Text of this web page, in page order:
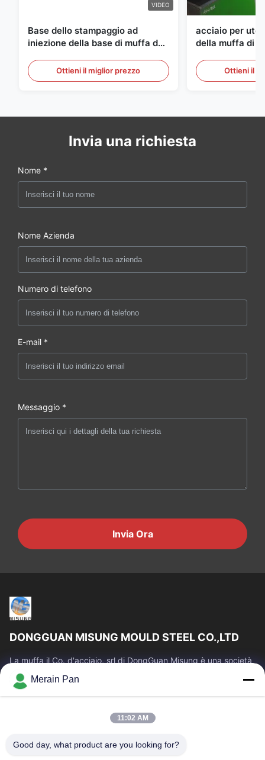
VIDEO
Base dello stampaggio ad
iniezione della base di muffa del
DOMESTICO di S136 P20
Ottieni il miglior prezzo
acciaio per
della muffa di
Ottieni il
Invia una richiesta
Nome *
Nome Azienda
Numero di telefono
E-mail *
Messaggio *
Invia Ora
DONGGUAN MISUNG MOULD STEEL CO.,LTD
La muffa il Co. d'acciaio, srl di DongGuan Misung è una società
principale della plastica del rifornimento muore l'acciaio
d'acciaio e del lavoro...
Link Veloci
Prodotti
Mostra VR
Circa Noi
Merain Pan
11:02 AM
Good day, what product are you looking for?